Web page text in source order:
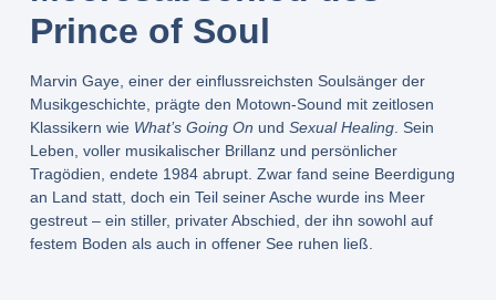
Prince of Soul
Marvin Gaye, einer der einflussreichsten Soulsänger der
Musikgeschichte, prägte den Motown-Sound mit zeitlosen
Klassikern wie What’s Going On und Sexual Healing. Sein
Leben, voller musikalischer Brillanz und persönlicher
Tragödien, endete 1984 abrupt. Zwar fand seine Beerdigung
an Land statt, doch ein Teil seiner Asche wurde ins Meer
gestreut – ein stiller, privater Abschied, der ihn sowohl auf
festem Boden als auch in offener See ruhen ließ.